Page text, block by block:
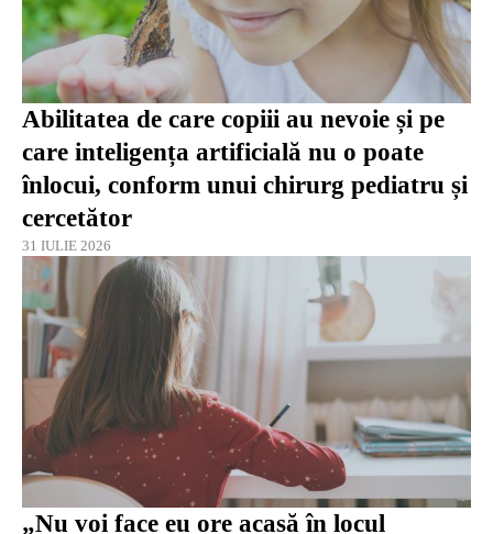
Abilitatea de care copiii au nevoie și pe
care inteligența artificială nu o poate
înlocui, conform unui chirurg pediatru și
cercetător
31 IULIE 2026
„Nu voi face eu ore acasă în locul